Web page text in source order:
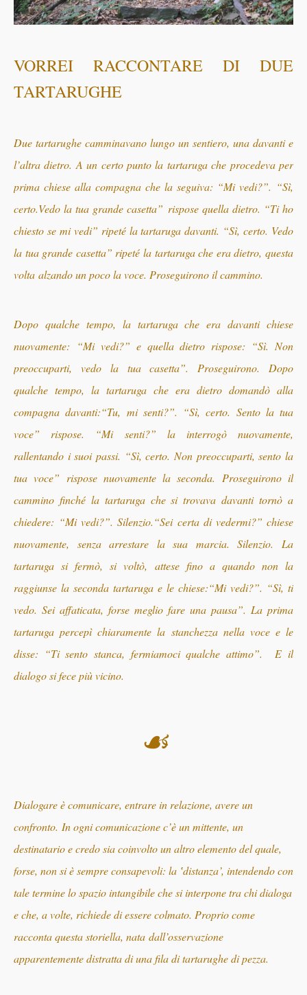
VORREI RACCONTARE DI DUE
TARTARUGHE
Due tartarughe camminavano lungo un sentiero, una davanti e
l’altra dietro. A un certo punto la tartaruga che procedeva per
prima chiese alla compagna che la seguiva: “Mi vedi?”. “Sì,
certo.Vedo la tua grande casetta” rispose quella dietro. “Tiho
chiesto se mi vedi” ripeté la tartaruga davanti. “Sì, certo. Vedo
la tua grande casetta” ripeté la tartaruga che era dietro, questa
volta alzando un poco la voce. Proseguirono il cammino.
Dopo qualche tempo, la tartaruga che era davanti chiese
nuovamente: “Mi vedi?” e quella dietro rispose: “Sì. Non
preoccuparti, vedo la tua casetta”. Proseguirono. Dopo
qualche tempo, la tartaruga che era dietro domandò alla
compagna davanti:“Tu, mi senti?”. “Sì, certo. Sento la tua
voce” rispose. “Mi senti?” la interrogò nuovamente,
rallentando i suoi passi. “Sì, certo. Non preoccuparti, sento la
tua voce” rispose nuovamente la seconda. Proseguirono il
cammino finché la tartaruga che si trovava davanti tornò a
chiedere: “Mi vedi?”. Silenzio.“Sei certa di vedermi?” chiese
nuovamente, senza arrestare la sua marcia. Silenzio. La
tartaruga si fermò, si voltò, attese fino a quando non la
raggiunse la seconda tartaruga e le chiese:“Mi vedi?”. “Sì, ti
vedo. Sei affaticata, forse meglio fare una pausa”. La prima
tartaruga percepì chiaramente la stanchezza nella voce e le
disse: “Ti sento stanca, fermiamoci qualche attimo”. E il
dialogo si fece più vicino.
☙
Dialogare è comunicare, entrare in relazione, avere un
confronto. In ogni comunicazione c’è un mittente, un
destinatario e credo sia coinvolto un altro elemento del quale,
forse, non si è sempre consapevoli: la ‛distanza’, intendendo con
tale termine lo spazio intangibile che si interpone tra chi dialoga
e che, a volte, richiede di essere colmato. Proprio come
racconta questa storiella, nata dall’osservazione
apparentemente distratta di una fila di tartarughe di pezza.